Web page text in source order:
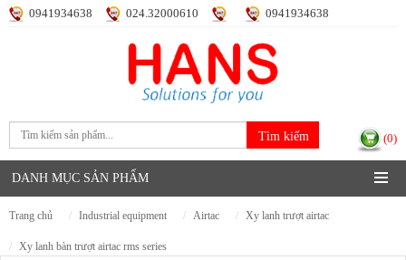
0941934638 024.32000610 0941934638
(0)
DANH MỤC SẢN PHẨM
trang chủ industrial equipment airtac xy lanh trượt airtac
xy lanh bàn trượt airtac rms series